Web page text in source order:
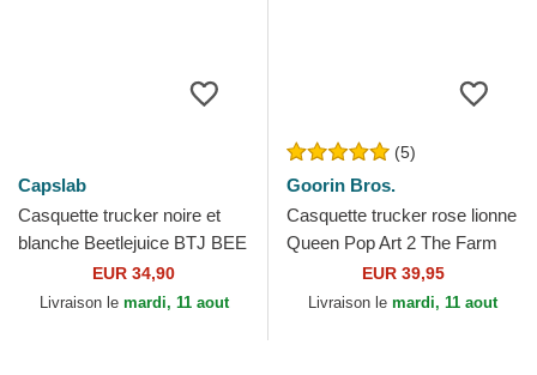
Capslab
Casquette trucker noire et
blanche Beetlejuice BTJ BEE
Beetlejuice Capslab
EUR 34,90
Livraison le mardi, 11 aout
(5)
Goorin Bros.
Casquette trucker rose lionne
Queen Pop Art 2 The Farm
Goorin Bros.EUR 39,95
Livraison le mardi, 11 aout